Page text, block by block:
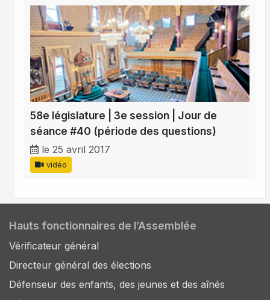
58e législature | 3e session | Jour de
séance #40 (période des questions)
le 25 avril 2017
vidéo
Hauts fonctionnaires de l’Assemblée
Vérificateur général
Directeur général des élections
Défenseur des enfants, des jeunes et des aînés